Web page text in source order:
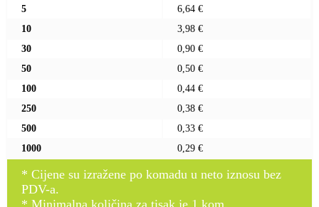
5
6,64 €
10
3,98 €
30
0,90 €
50
0,50 €
100
0,44 €
250
0,38 €
500
0,33 €
1000
0,29 €
* Cijene su izražene po komadu u neto iznosu bez
PDV-a.